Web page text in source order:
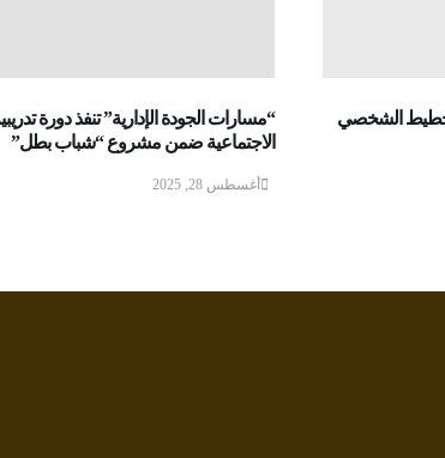
الشخصي
“مسارات الجودة الإدارية” تنفذ دورة
الاجتماعية ضمن مشروع “شباب بطل”
أغسطس 28, 2025